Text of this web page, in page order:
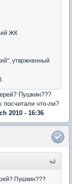
ЖК
утвржненный
).
Пушкин???
что-ли?
2010 - 16:36
Пушкин???